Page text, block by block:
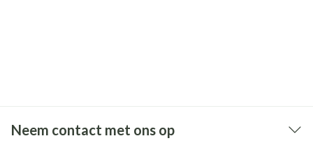
Neem contact met ons op